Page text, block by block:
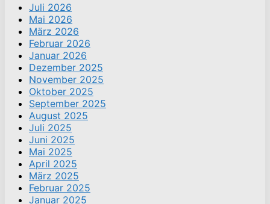
Juli 2026
Mai 2026
März 2026
Februar 2026
Januar 2026
Dezember 2025
November 2025
Oktober 2025
September 2025
August 2025
Juli 2025
Juni 2025
Mai 2025
April 2025
März 2025
Februar 2025
Januar 2025